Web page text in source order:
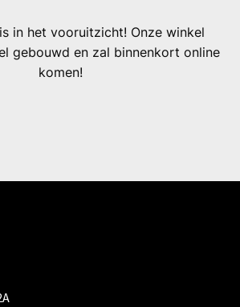
in het vooruitzicht! Onze winkel
gebouwd en zal binnenkort online
komen!